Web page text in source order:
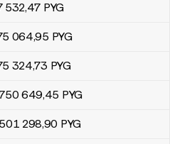
532,47 PYG
064,95 PYG
324,73 PYG
649,45 PYG
298,90 PYG